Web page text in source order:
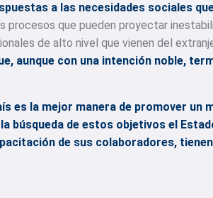
a las necesidades sociales
procesos que pueden proyectar
de alto nivel que vienen del
aunque con una intención noble,
es la mejor manera de promover un
búsqueda de estos objetivos el
de sus colaboradores,